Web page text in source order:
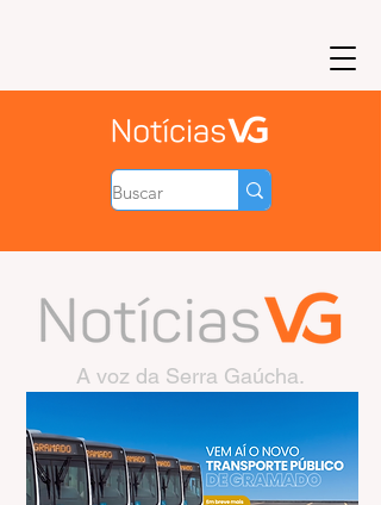
A voz da Serra Gaúcha.